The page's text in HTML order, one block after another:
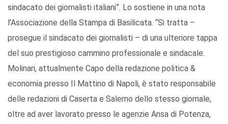
sindacato dei giornalisti italiani”. Lo sostiene in una nota
l’Associazione della Stampa di Basilicata. “Si tratta –
prosegue il sindacato dei giornalisti – di una ulteriore tappa
del suo prestigioso cammino professionale e sindacale.
Molinari, attualmente Capo della redazione politica &
economia presso Il Mattino di Napoli, è stato responsabile
delle redazioni di Caserta e Salerno dello stesso giornale,
oltre ad aver lavorato presso le agenzie Ansa di Potenza,